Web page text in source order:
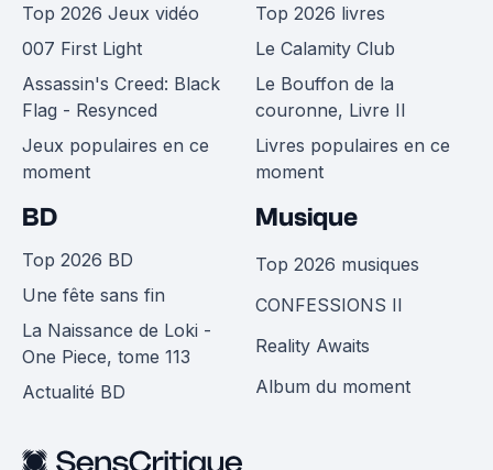
Top 2026 Jeux vidéo
007 First Light
Assassin's Creed: Black
Flag - Resynced
Jeux populaires en ce
moment
Top 2026 livres
Le Calamity Club
Le Bouffon de la
couronne, Livre II
Livres populaires en ce
moment
BD
Top 2026 BD
Une fête sans fin
La Naissance de Loki -
One Piece, tome 113
Actualité BD
Musique
Top 2026 musiques
CONFESSIONS II
Reality Awaits
Album du moment